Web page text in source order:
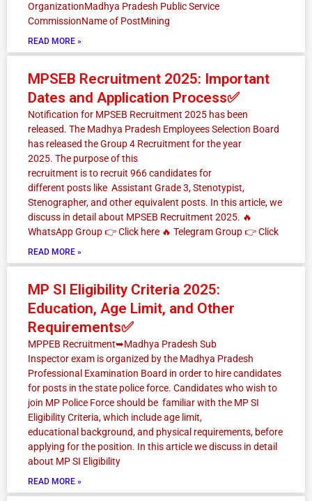
OrganizationMadhya Pradesh Public Service
CommissionName of PostMining
READ MORE »
MPSEB Recruitment 2025: Important
Dates and Application Process✅
Notification for MPSEB Recruitment 2025 has been
released. The Madhya Pradesh Employees Selection Board
has released the Group 4 Recruitment for the year
2025. The purpose of this
recruitment is to recruit 966 candidates for
different posts like Assistant Grade 3, Stenotypist,
Stenographer, and other equivalent posts. In this article, we
discuss in detail about MPSEB Recruitment 2025. 🔥
WhatsApp Group 👉 Click here ‎️‍🔥 Telegram Group 👉 Click
READ MORE »
MP SI Eligibility Criteria 2025:
Education, Age Limit, and Other
Requirements✅
MPPEB Recruitment➥Madhya Pradesh Sub
Inspector exam is organized by the Madhya Pradesh
Professional Examination Board in order to hire candidates
for posts in the state police force. Candidates who wish to
join MP Police Force should be familiar with the MP SI
Eligibility Criteria, which include age limit,
educational background, and physical requirements, before
applying for the position. In this article we discuss in detail
about MP SI Eligibility
READ MORE »